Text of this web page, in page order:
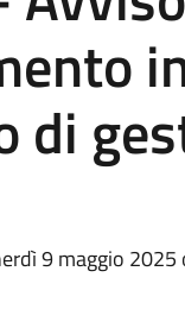
di
9 maggio 2025